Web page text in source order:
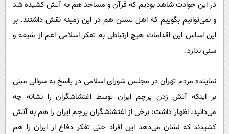
در این حوادث شاهد بودیم که قرآن و مساجد هم به آتش کشیده شد
و نمی‌توانیم بگوییم که اهل تسنن هم در این زمینه نقش داشتند. بر
این اساس این اقدامات هیچ ارتباطی به تفکر اسلامی اعم از شیعه و
سنی ندارد.
نماینده مردم تهران در مجلس شورای اسلامی در پاسخ به سوالی مبنی
بر اینکه آتش زدن پرچم ایران توسط اغتشاشگران را نشانه چه
می‌دانید، اظهار داشت: برخی از اغتشاشگران پرچم ایران را هم به آتش
کشیدند که نشان می‌دهد این افراد حتی تفکر دفاع از ایران را هم